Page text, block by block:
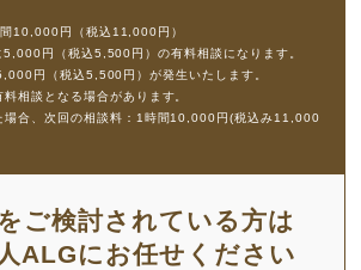
10,000円（税込11,000円）
円（税込5,500円）の有料相談になります。
円（税込5,500円）が発生いたします。
相談となる場合があります。
場合、次回の相談料：1時間10,000円(税込み11,000
ご検討されている方は
ALGにお任せください